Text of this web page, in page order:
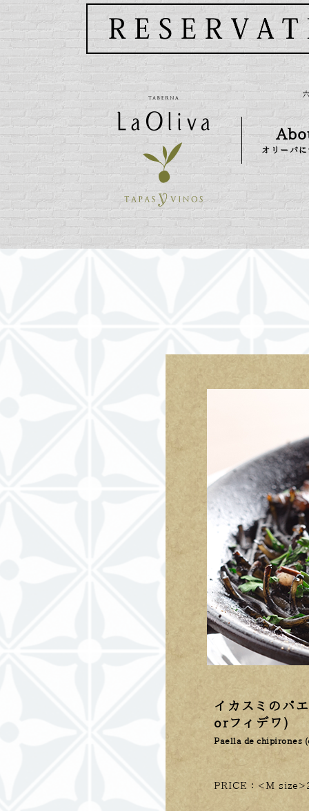
オリーバ
イカスミのパ
orフィデワ)
Paella de chipirones
PRICE：<M